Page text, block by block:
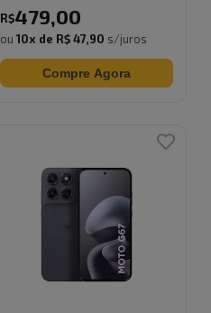
R$479,00
ou10x de R$ 47,90 s/juros
Compre Agora